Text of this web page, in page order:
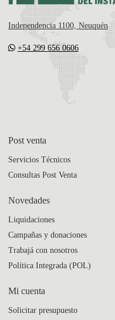
Independencia 1100, Neuquén
+54 299 656 0606
Post venta
Servicios Técnicos
Consultas Post Venta
Novedades
Liquidaciones
Campañas y donaciones
Trabajá con nosotros
Política Integrada (POL)
Mi cuenta
Solicitar presupuesto